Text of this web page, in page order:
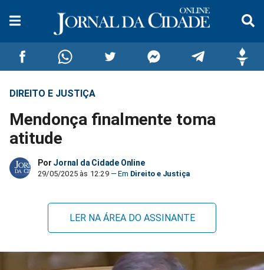
Compartilhar
no
Facebook
Compartilhar
no
Whatsapp
Compartilhar
no
Twitter
no
Messenger
no
DIREITO E JUSTIÇA
Mendonça finalmente toma
atitude
Por Jornal da Cidade Online
29/05/2025 às 12:29 Direito e Justiça
LER NA ÁREA DO ASSINANTE